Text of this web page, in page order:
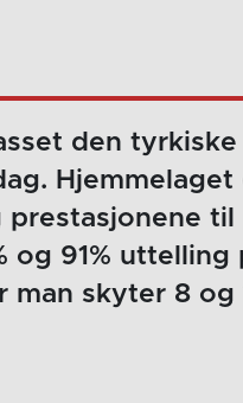
den
prestasjonene
og 91% uttelling
man skyter 8 og